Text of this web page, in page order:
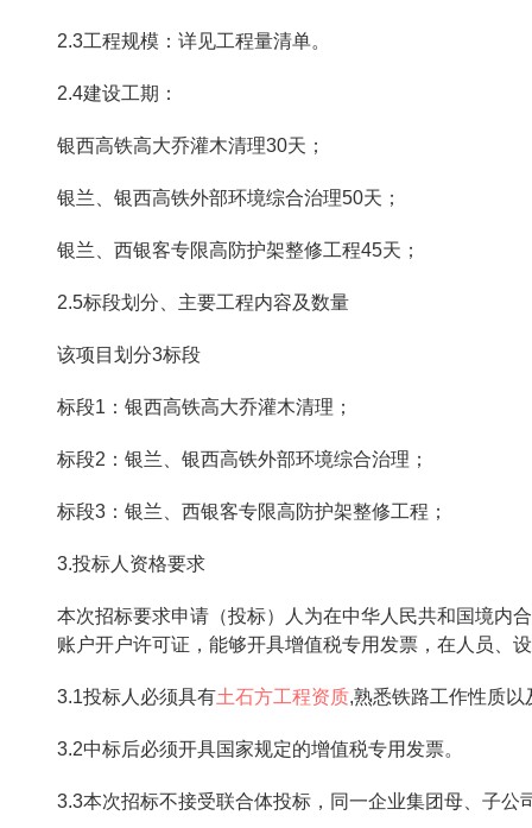
2.3工程规模：详见工程量清单。
2.4建设工期：
银西高铁高大乔灌木清理30天；
银兰、银西高铁外部环境综合治理50天；
银兰、西银客专限高防护架整修工程45天；
2.5标段划分、主要工程内容及数量
该项目划分3标段
标段1：银西高铁高大乔灌木清理；
标段2：银兰、银西高铁外部环境综合治理；
标段3：银兰、西银客专限高防护架整修工程；
3.投标人资格要求
本次招标要求申请（投标）人为在中华人民共和国境内
账户开户许可证，能够开具增值税专用发票，在人员、
3.1投标人必须具有土石方工程资质,熟悉铁路工作性质以
3.2中标后必须开具国家规定的增值税专用发票。
3.3本次招标不接受联合体投标，同一企业集团母、子公